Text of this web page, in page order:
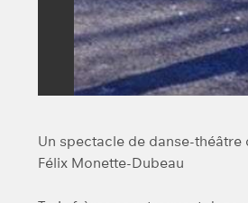
Un spectacle de danse-
Félix Monette-Dubeau